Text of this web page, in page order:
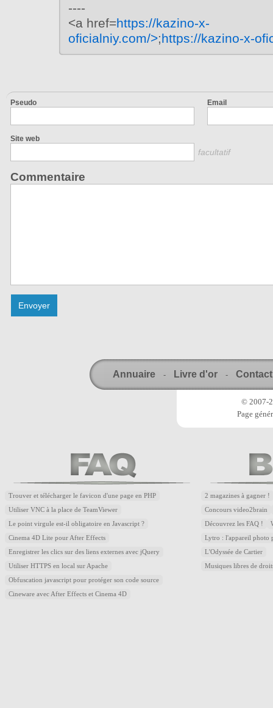
----
<a href=https://kazino-x-
oficialniy.com/>;https://kazino-x-
Pseudo Email
Site web
facultatif
Commentaire
Annuaire - Livre d'or - Contact
© 2007-
Page
Trouver et télécharger le favicon d'une page en PHP
Utiliser VNC à la place de TeamViewer
Le point virgule est-il obligatoire en Javascript ?
Cinema 4D Lite pour After Effects
Enregistrer les clics sur des liens externes avec jQuery
Utiliser HTTPS en local sur Apache
Obfuscation javascript pour protéger son code source
Cineware avec After Effects et Cinema 4D
2 magazines à gagner !
Concours video2brain
Découvrez les FAQ !
Lytro : l'appareil photo
L'Odyssée de Cartier
Musiques libres de